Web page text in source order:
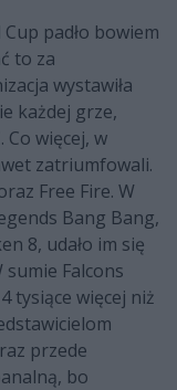
padło bowiem
to za
wystawiła
każdej grze,
Co więcej, w
zatriumfowali.
Free Fire. W
Bang Bang,
8, udało im się
Falcons
tysiące więcej niż
przede
bo